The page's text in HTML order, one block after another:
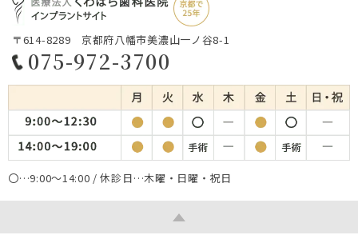
〒614-8289 京都府八幡市美濃山一ノ谷8-1
075-972-3700
〇…9:00～14:00 / 休診日…木曜・日曜・祝日